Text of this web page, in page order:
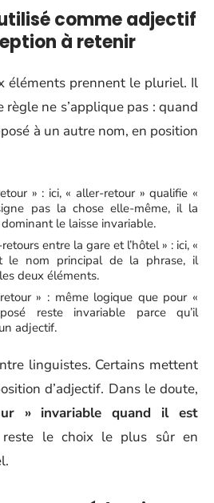
comme adjectif
à retenir
éléments prennent le pluriel. Il
ne s’applique pas : quand
à un autre nom, en position
» : ici, « aller-retour » qualifie «
pas la chose elle-même, il la
dominant le laisse invariable.
entre la gare et l’hôtel » : ici, «
le nom principal de la phrase, il
deux éléments.
» : même logique que pour «
reste invariable parce qu’il
adjectif.
linguistes. Certains mettent
d’adjectif. Dans le doute,
» invariable quand il est
reste le choix le plus sûr en